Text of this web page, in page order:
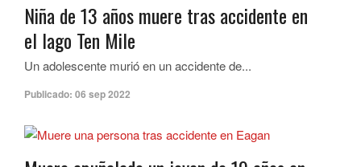
Niña de 13 años muere tras accidente en
el lago Ten Mile
Un adolescente murió en un accidente de...
Publicado: 06 sep 2022